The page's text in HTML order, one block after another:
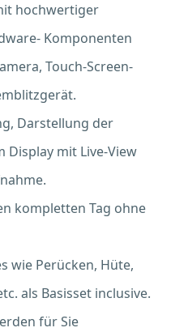
hochwertiger
Komponenten
Touch-Screen-
Darstellung der
Display mit Live-View
kompletten Tag ohne
wie Perücken, Hüte,
als Basisset inclusive.
für Sie